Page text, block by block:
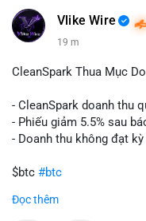
Vlike Wire
19 m
CleanSpark Thua Mục
- CleanSpark doanh thu
- Phiếu giảm 5.5% sau
- Doanh thu không đạt
$btc #btc
#vlikevn
Đọc thêm